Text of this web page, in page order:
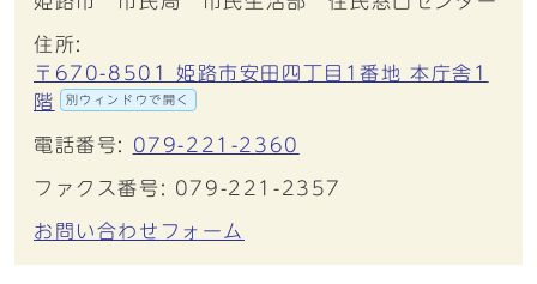
住所:
〒670-8501 姫路市安田四丁目1番地 本庁舎1
階
別ウィンドウで開く
電話番号: 079-221-2360
ファクス番号: 079-221-2357
お問い合わせフォーム